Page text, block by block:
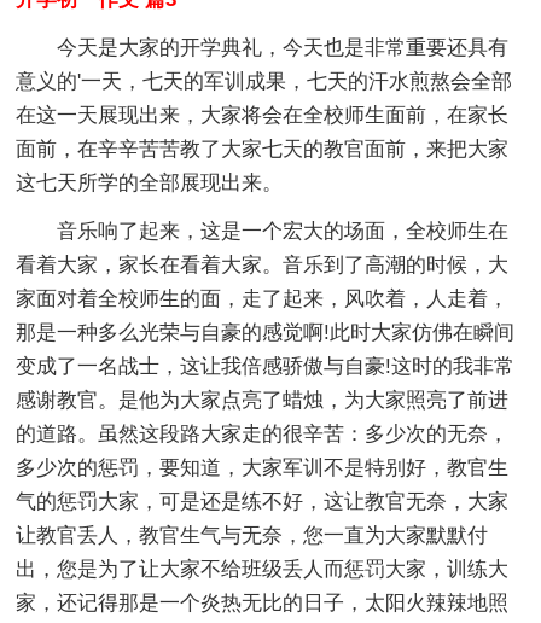
今天是大家的开学典礼，今天也是非常重要还具有
意义的'一天，七天的军训成果，七天的汗水煎熬会全部
在这一天展现出来，大家将会在全校师生面前，在家长
面前，在辛辛苦苦教了大家七天的教官面前，来把大家
这七天所学的全部展现出来。
音乐响了起来，这是一个宏大的场面，全校师生在
看着大家，家长在看着大家。音乐到了高潮的时候，大
家面对着全校师生的面，走了起来，风吹着，人走着，
那是一种多么光荣与自豪的感觉啊!此时大家仿佛在瞬间
变成了一名战士，这让我倍感骄傲与自豪!这时的我非常
感谢教官。是他为大家点亮了蜡烛，为大家照亮了前进
的道路。虽然这段路大家走的很辛苦：多少次的无奈，
多少次的惩罚，要知道，大家军训不是特别好，教官生
气的惩罚大家，可是还是练不好，这让教官无奈，大家
让教官丢人，教官生气与无奈，您一直为大家默默付
出，您是为了让大家不给班级丢人而惩罚大家，训练大
家，还记得那是一个炎热无比的日子，太阳火辣辣地照